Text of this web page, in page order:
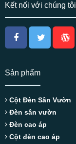
Kết nối với chúng tôi
Sản phẩm
Cột Đèn Sân Vườn
Đèn sân vườn
Đèn cao áp
Cột đèn cao áp